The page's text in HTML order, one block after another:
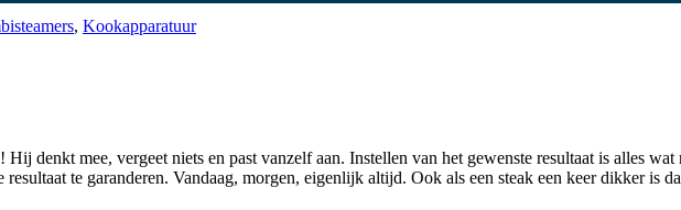
, Kookapparatuur
denkt mee, vergeet niets en past vanzelf aan. Instellen van het gewenste resultaat is alles
te garanderen. Vandaag, morgen, eigenlijk altijd. Ook als een steak een keer dikker is